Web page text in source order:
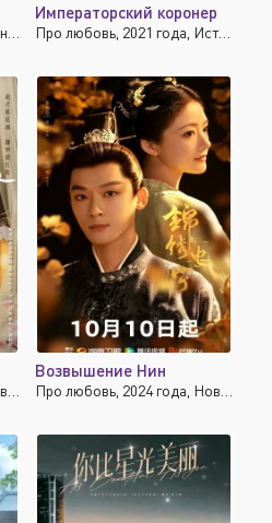
Императорский коронер
Про любовь, 2021 года, Исторические, Детектив, Драма
Возвышение Нин